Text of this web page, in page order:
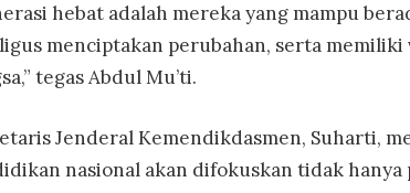
hebat adalah mereka yang mampu
menciptakan perubahan, serta
tegas Abdul Mu’ti.
Jenderal Kemendikdasmen, Suharti,
nasional akan difokuskan tidak hanya